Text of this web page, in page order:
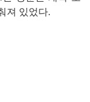
져 있었다.